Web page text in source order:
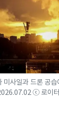
사일과 드론 공
ⓒ 로이